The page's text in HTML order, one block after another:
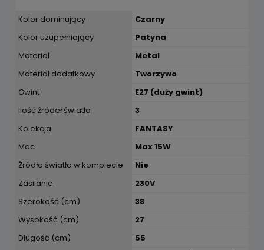
Kolor dominujący
Czarny
Kolor uzupełniający
Patyna
Materiał
Metal
Materiał dodatkowy
Tworzywo
Gwint
E27 (duży gwint)
Ilość źródeł światła
3
Kolekcja
FANTASY
Moc
Max 15W
Źródło światła w komplecie
Nie
Zasilanie
230V
Szerokość (cm)
38
Wysokość (cm)
27
Długość (cm)
55